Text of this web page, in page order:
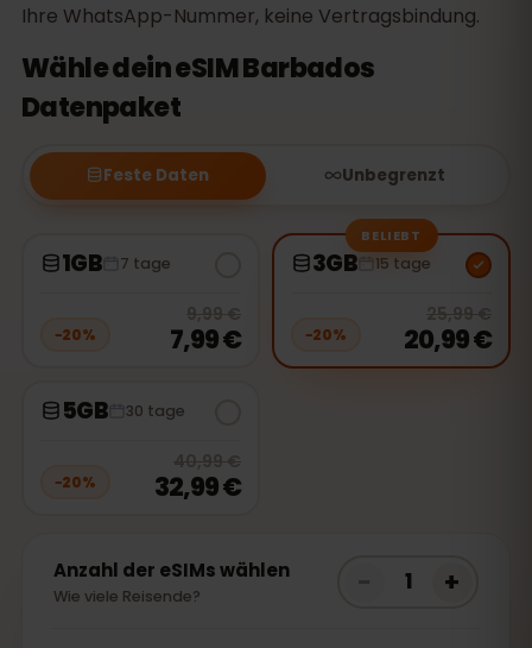
Ihre WhatsApp-Nummer, keine Vertragsbindung.
Wähle dein eSIM Barbados
Datenpaket
Feste Daten Unbegrenzt
1GB 7 tage
−20%
20 , now 7,99 €
9,99 €
7,99 €
BELIEBT
3GB 15 tage
−20%
25,99 €
20,99 €
5GB 30 tage
−20%
20
40,99 €
32,99 €
Anzahl der eSIMs wählen
Wie viele Reisende?
1 +